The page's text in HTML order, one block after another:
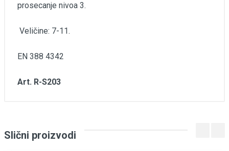
prosecanje nivoa 3.
Veličine: 7-11.
EN 388 4342
Art. R-S203
Slični proizvodi